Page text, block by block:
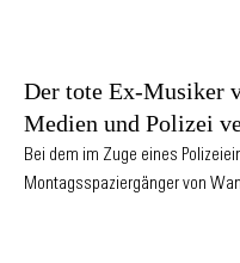
Der tote Ex-Musiker
Medien und Polizei
Bei dem im Zuge eines
Montagsspaziergänger von